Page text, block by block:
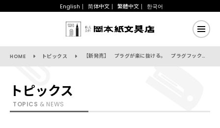
English 简体中文 繁體中文 한국어
HOME トピックス 【新発売】 プラグが楽に抜ける。 プラグフック！ べロス社より！
トピックス
TOPICS & NEWS